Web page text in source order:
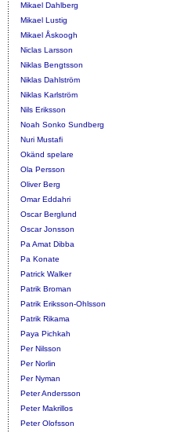
Mikael Dahlberg
Mikael Lustig
Mikael Åskoogh
Niclas Larsson
Niklas Bengtsson
Niklas Dahlström
Niklas Karlström
Nils Eriksson
Noah Sonko Sundberg
Nuri Mustafi
Okänd spelare
Ola Persson
Oliver Berg
Omar Eddahri
Oscar Berglund
Oscar Jonsson
Pa Amat Dibba
Pa Konate
Patrick Walker
Patrik Broman
Patrik Eriksson-Ohlsson
Patrik Rikama
Paya Pichkah
Per Nilsson
Per Norlin
Per Nyman
Peter Andersson
Peter Makrillos
Peter Olofsson